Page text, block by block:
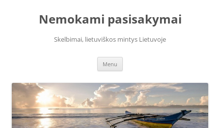
Nemokami pasisakymai
Skelbimai, lietuviškos mintys Lietuvoje
Menu